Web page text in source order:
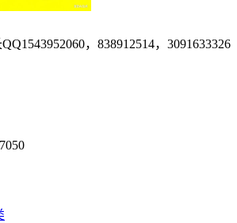
，838912514，3091633326